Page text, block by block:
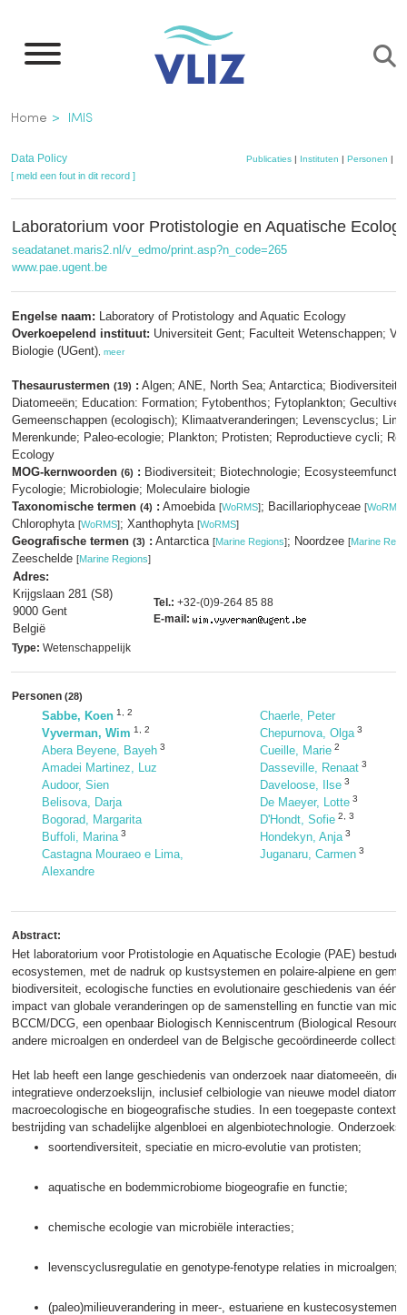
naar
inhoud
gaan
Kruimelpad
Home IMIS
Data Policy Publicaties | Instituten | Personen |
[ meld een fout in dit record ]
Laboratorium voor Protistologie en Aquatische
seadatanet.maris2.nl/v_edmo/print.asp?n_code=265
www.pae.ugent.be
Engelse naam: Laboratory of Protistology and Aquatic Ecology
Overkoepelend instituut: Universiteit Gent; Faculteit Wetenschappen;
Biologie (UGent) meer
Thesaurustermen (19) : Algen; ANE, North Sea; Antarctica; Biodiversiteit;
Diatomeeën; Education: Formation; Fytobenthos; Fytoplankton;
Gemeenschappen (ecologisch); Klimaatveranderingen; Levenscyclus;
Merenkunde; Paleo-ecologie; Plankton; Protisten; Reproductieve cycli;
Ecology
MOG-kernwoorden (6) : Biodiversiteit; Biotechnologie;
Fycologie; Microbiologie; Moleculaire biologie
Taxonomische termen (4) : Amoebida [WoRMS]; Bacillariophyceae [WoRMS
Chlorophyta [WoRMS]; Xanthophyta [WoRMS]
Geografische termen (3) : Antarctica [Marine Regions]; Noordzee [Marine
Zeeschelde [Marine Regions]
Adres:
Krijgslaan 281 (S8)
9000 Gent
België
Tel.: +32-(0)9-264 85 88
E-mail:
Type: Wetenschappelijk
Personen (28)
Sabbe, Koen 1 2
Vyverman, Wim 1 2
Abera Beyene, Bayeh 3
Amadei Martinez, Luz
Audoor, Sien
Belisova, Darja
Bogorad, Margarita
Buffoli, Marina 3
Castagna Mouraeo e Lima,
Alexandre
Chaerle, Peter
Chepurnova, Olga 3
Cueille, Marie 2
Dasseville, Renaat 3
Daveloose, Ilse 3
De Maeyer, Lotte 3
D'Hondt, Sofie 2 3
Hondekyn, Anja 3
Juganaru, Carmen 3
Abstract:
Het laboratorium voor Protistologie en Aquatische Ecologie (PAE)
ecosystemen, met de nadruk op kustsystemen en polaire-alpiene en
biodiversiteit, ecologische functies en evolutionaire geschiedenis van
impact van globale veranderingen op de samenstelling en functie van
BCCM/DCG, een openbaar Biologisch Kenniscentrum (Biological
andere microalgen en onderdeel van de Belgische gecoördineerde
Het lab heeft een lange geschiedenis van onderzoek naar diatomeeën,
integratieve onderzoekslijn, inclusief celbiologie van nieuwe model
macroecologische en biogeografische studies. In een toegepaste context
bestrijding van schadelijke algenbloei en algenbiotechnologie.
soortendiversiteit, speciatie en micro-evolutie van protisten;
aquatische en bodemmicrobiome biogeografie en functie;
chemische ecologie van microbiële interacties;
levenscyclusregulatie en genotype-fenotype relaties in microalgen;
(paleo)milieuverandering in meer-, estuariene en kustecosystemen.